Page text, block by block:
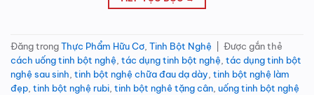
Đăng trongThực Phẩm Hữu Cơ Tinh Bột Nghệ
Được gắn thẻ
cách uống tinh bột nghệ tác dụng tinh bột nghệ tác dụng tinh bột
nghệ sau sinh tinh bột nghệ chữa đau dạ dày tinh bột nghệ làm
đẹp tinh bột nghệ rubi tinh bột nghê tặng cân uống tinh bột nghệ